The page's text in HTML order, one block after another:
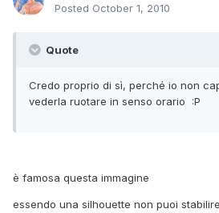
Posted October 1, 2010
Quote
Credo proprio di sì, perché io non
vederla ruotare in senso orario :P
è famosa questa immagine
essendo una silhouette non puoi